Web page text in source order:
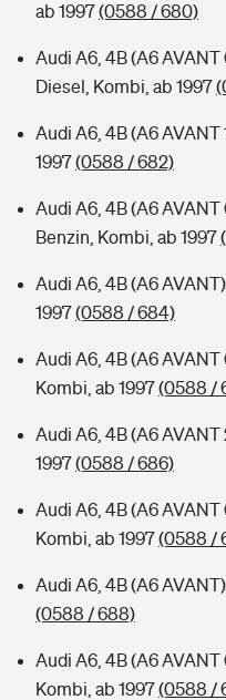
ab 1997(0588 / 680)
Audi A6, 4B (A6 AVANT
Diesel, Kombi, ab 1997
Audi A6, 4B (A6 AVANT
1997(0588 / 682)
Audi A6, 4B (A6 AVANT
Benzin, Kombi, ab 1997
Audi A6, 4B (A6
1997(0588 / 684)
Audi A6, 4B (A6 AVANT
Kombi, ab 1997(0588 /
Audi A6, 4B (A6 AVANT
1997(0588 / 686)
Audi A6, 4B (A6 AVANT
Kombi, ab 1997(0588 /
Audi A6, 4B (A6
(0588 / 688)
Audi A6, 4B (A6 AVANT
Kombi, ab 1997(0588 /